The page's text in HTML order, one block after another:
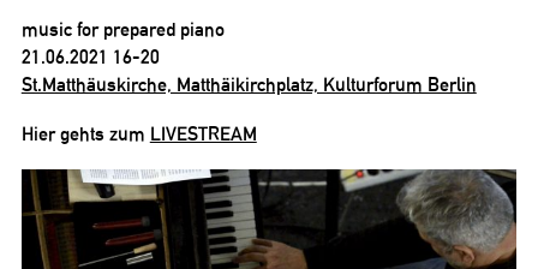
ENGLISH
music for prepared piano
21.06.2021 16-20
St.Matthäuskirche, Matthäikirchplatz, Kulturforum Berlin
Hier gehts zum LIVESTREAM